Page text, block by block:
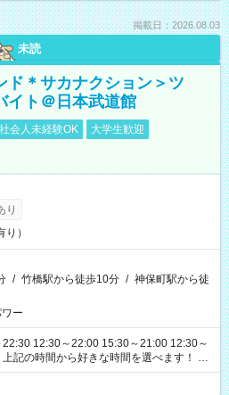
掲載日：2026.08.03
未読
ド＊サカナクション＞ツ
イト＠日本武道館
社会人未経験OK
大学生歓迎
り
）
/ 竹橋駅から徒歩10分 / 神保町駅から徒
ー
22:30 12:30～22:00 15:30～21:00 12:30～
性があります